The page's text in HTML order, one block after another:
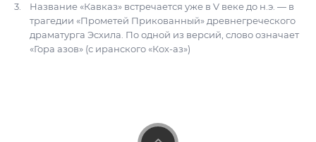
Название «Кавказ» встречается уже в V веке до н.э. — в
трагедии «Прометей Прикованный» древнегреческого
драматурга Эсхила. По одной из версий, слово означает
«Гора азов» (с иранского «Кох-аз»)